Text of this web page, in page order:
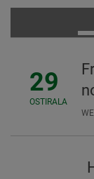
29
OSTIRALA